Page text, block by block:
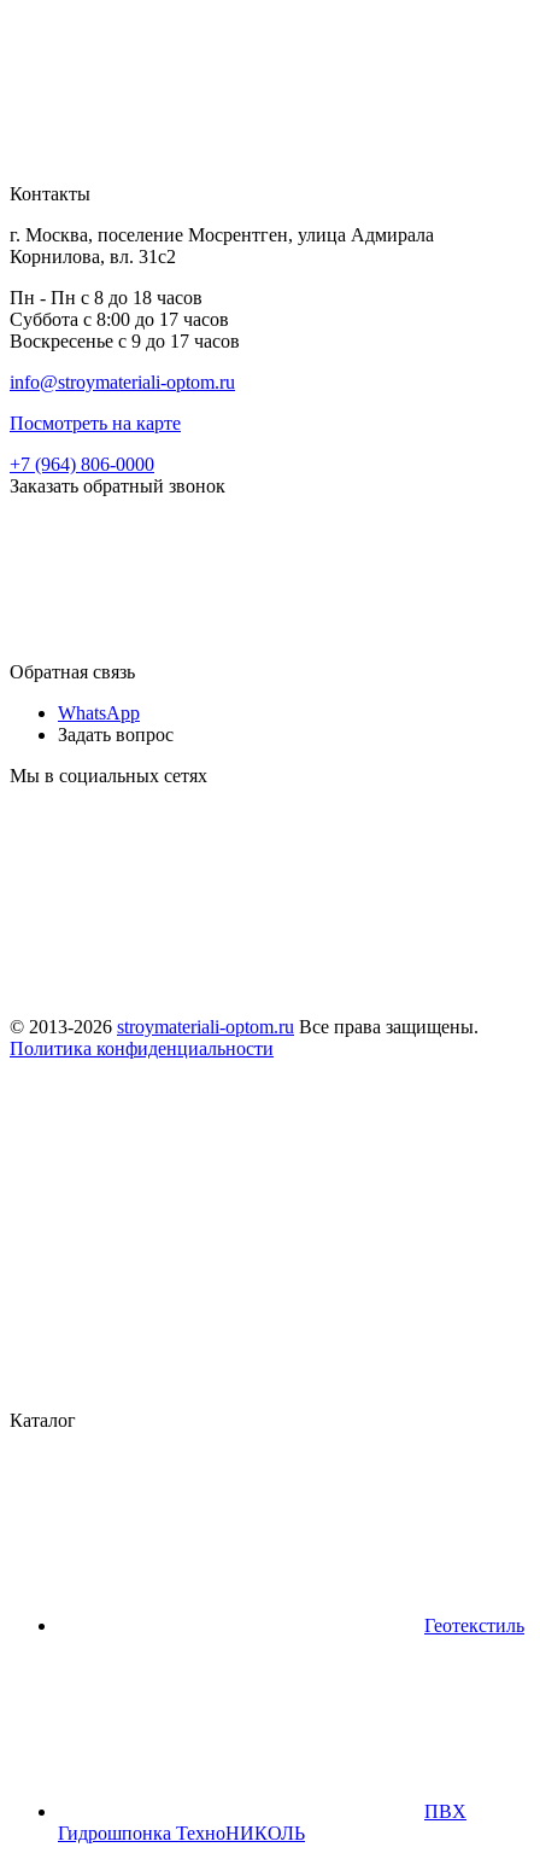
Контакты
г. Москва, поселение Мосрентген, улица Адмирала
Корнилова, вл. 31с2
Пн - Пн с 8 до 18 часов
Суббота с 8:00 до 17 часов
Воскресенье с 9 до 17 часов
info@stroymateriali-optom.ru
Посмотреть на карте
+7 (964) 806-0000
Заказать обратный звонок
Обратная связь
WhatsApp
Задать вопрос
Мы в социальных сетях
© 2013-2026 stroymateriali-optom.ru Все права защищены.
Политика конфиденциальности
Каталог
Геотекстиль
ПВХ
Гидрошпонка ТехноНИКОЛЬ